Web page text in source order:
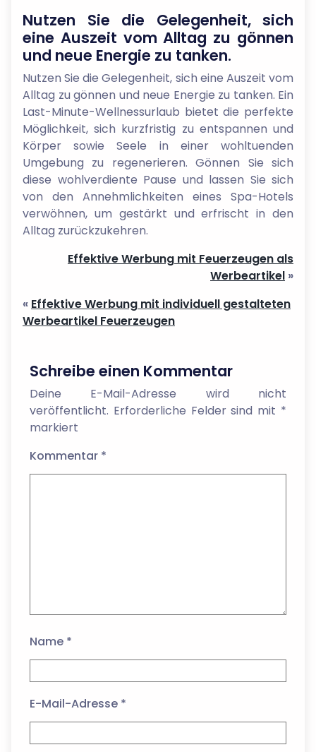
Nutzen Sie die Gelegenheit, sich
eine Auszeit vom Alltag zu gönnen
und neue Energie zu tanken.
Nutzen Sie die Gelegenheit, sich eine Auszeit vom
Alltag zu gönnen und neue Energie zu tanken. Ein
Last-Minute-Wellnessurlaub bietet die perfekte
Möglichkeit, sich kurzfristig zu entspannen und
Körper sowie Seele in einer wohltuenden
Umgebung zu regenerieren. Gönnen Sie sich
diese wohlverdiente Pause und lassen Sie sich
von den Annehmlichkeiten eines Spa-Hotels
verwöhnen, um gestärkt und erfrischt in den
Alltag zurückzukehren.
Effektive Werbung mit Feuerzeugen als
Werbeartikel »
« Effektive Werbung mit individuell gestalteten
Werbeartikel Feuerzeugen
Schreibe einen Kommentar
Deine E-Mail-Adresse wird nicht
veröffentlicht. Erforderliche Felder sind mit *
markiert
Kommentar *
Name *
E-Mail-Adresse *